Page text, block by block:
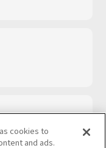
cookies to
and ads.